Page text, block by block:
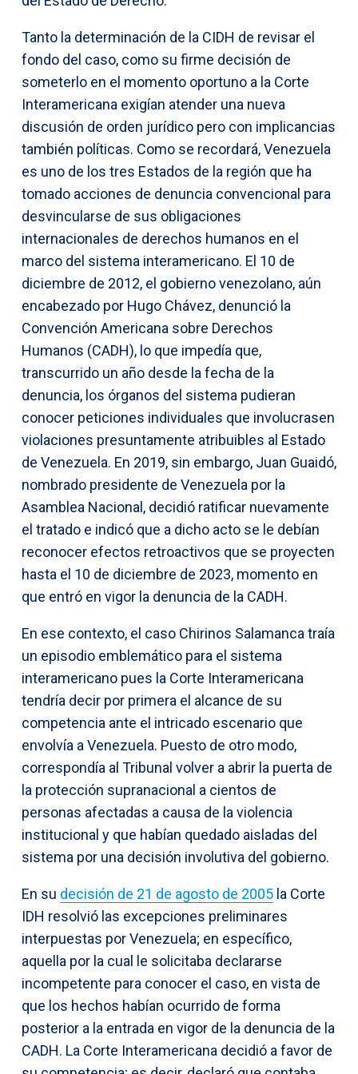
Tanto la determinación de la CIDH de revisar el
fondo del caso, como su firme decisión de
someterlo en el momento oportuno a la Corte
Interamericana exigían atender una nueva
discusión de orden jurídico pero con implicancias
también políticas. Como se recordará, Venezuela
es uno de los tres Estados de la región que ha
tomado acciones de denuncia convencional para
desvincularse de sus obligaciones
internacionales de derechos humanos en el
marco del sistema interamericano. El 10 de
diciembre de 2012, el gobierno venezolano, aún
encabezado por Hugo Chávez, denunció la
Convención Americana sobre Derechos
Humanos (CADH), lo que impedía que,
transcurrido un año desde la fecha de la
denuncia, los órganos del sistema pudieran
conocer peticiones individuales que involucrasen
violaciones presuntamente atribuibles al Estado
de Venezuela. En 2019, sin embargo, Juan Guaidó,
nombrado presidente de Venezuela por la
Asamblea Nacional, decidió ratificar nuevamente
el tratado e indicó que a dicho acto se le debían
reconocer efectos retroactivos que se proyecten
hasta el 10 de diciembre de 2023, momento en
que entró en vigor la denuncia de la CADH.
En ese contexto, el caso Chirinos Salamanca traía
un episodio emblemático para el sistema
interamericano pues la Corte Interamericana
tendría decir por primera el alcance de su
competencia ante el intricado escenario que
envolvía a Venezuela. Puesto de otro modo,
correspondía al Tribunal volver a abrir la puerta de
la protección supranacional a cientos de
personas afectadas a causa de la violencia
institucional y que habían quedado aisladas del
sistema por una decisión involutiva del gobierno.
En su decisión de 21 de agosto de 2005 la Corte
IDH resolvió las excepciones preliminares
interpuestas por Venezuela; en específico,
aquella por la cual le solicitaba declararse
incompetente para conocer el caso, en vista de
que los hechos habían ocurrido de forma
posterior a la entrada en vigor de la denuncia de la
CADH. La Corte Interamericana decidió a favor de